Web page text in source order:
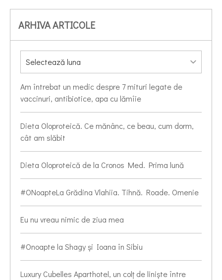
ARHIVA ARTICOLE
Am întrebat un medic despre 7 mituri legate de
vaccinuri, antibiotice, apa cu lămîie
Dieta Oloproteică. Ce mănânc, ce beau, cum dorm,
cât am slăbit
Dieta Oloproteică de la Cronos Med. Prima lună
#ONoapteLa Grădina Vlahiia. Tihnă. Roade. Omenie
Eu nu vreau nimic de ziua mea
#Onoapte la Shagy și Ioana în Sibiu
Luxury Cubelles Aparthotel, un colț de liniște între